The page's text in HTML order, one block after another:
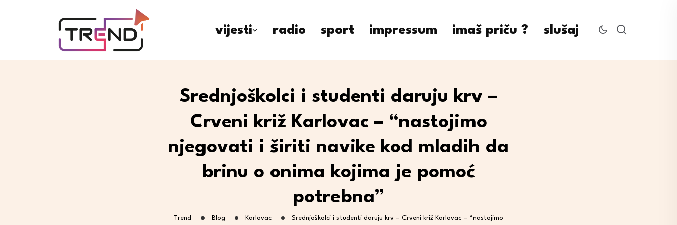
vijesti radio sport impressum imaš priču ? slušaj
Srednjoškolci i studenti daruju krv –
Crveni križ Karlovac – “nastojimo
njegovati i širiti navike kod mladih da
brinu o onima kojima je pomoć
potrebna”
Trend Blog Karlovac Srednjoškolci i studenti daruju krv – Crveni križ Karlovac – “nastojimo